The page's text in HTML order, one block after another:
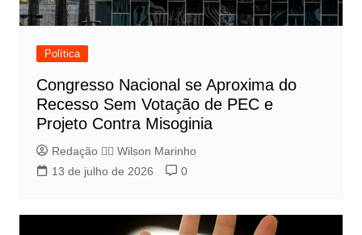
Política
Congresso Nacional se Aproxima do
Recesso Sem Votação de PEC e
Projeto Contra Misoginia
Redação 👨‍⚖️​ Wilson Marinho
13 de julho de 2026
0